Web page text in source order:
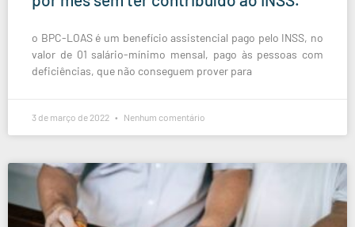
o BPC-LOAS é um benefício assistencial pago pelo INSS, no
valor de 01 salário-mínimo mensal, pago às pessoas com
deficiências, que não conseguem prover para
3 de março de 2022 Nenhum comentário